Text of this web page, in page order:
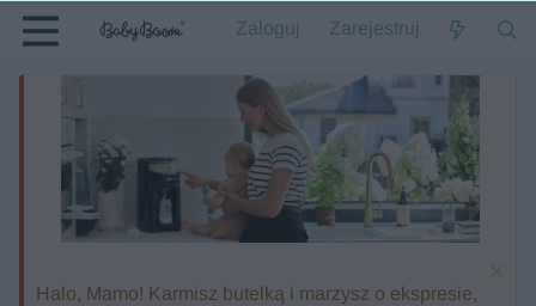
Zaloguj Zarejestruj
Halo, Mamo! Karmisz butelką i marzysz o ekspresie,